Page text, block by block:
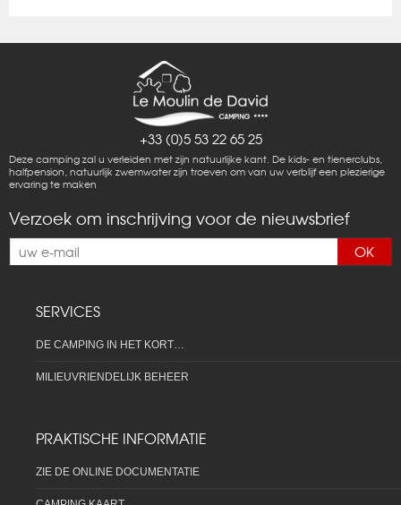
+33 (0)5 53 22 65 25
Deze camping zal u verleiden met zijn natuurlijke kant. De kids- en tienerclubs,
halfpension, natuurlijk zwemwater zijn troeven om van uw verblijf een plezierige
ervaring te maken
Verzoek om inschrijving voor de nieuwsbrief
OK
SERVICES
DE CAMPING IN HET KORT…
MILIEUVRIENDELIJK BEHEER
PRAKTISCHE INFORMATIE
ZIE DE ONLINE DOCUMENTATIE